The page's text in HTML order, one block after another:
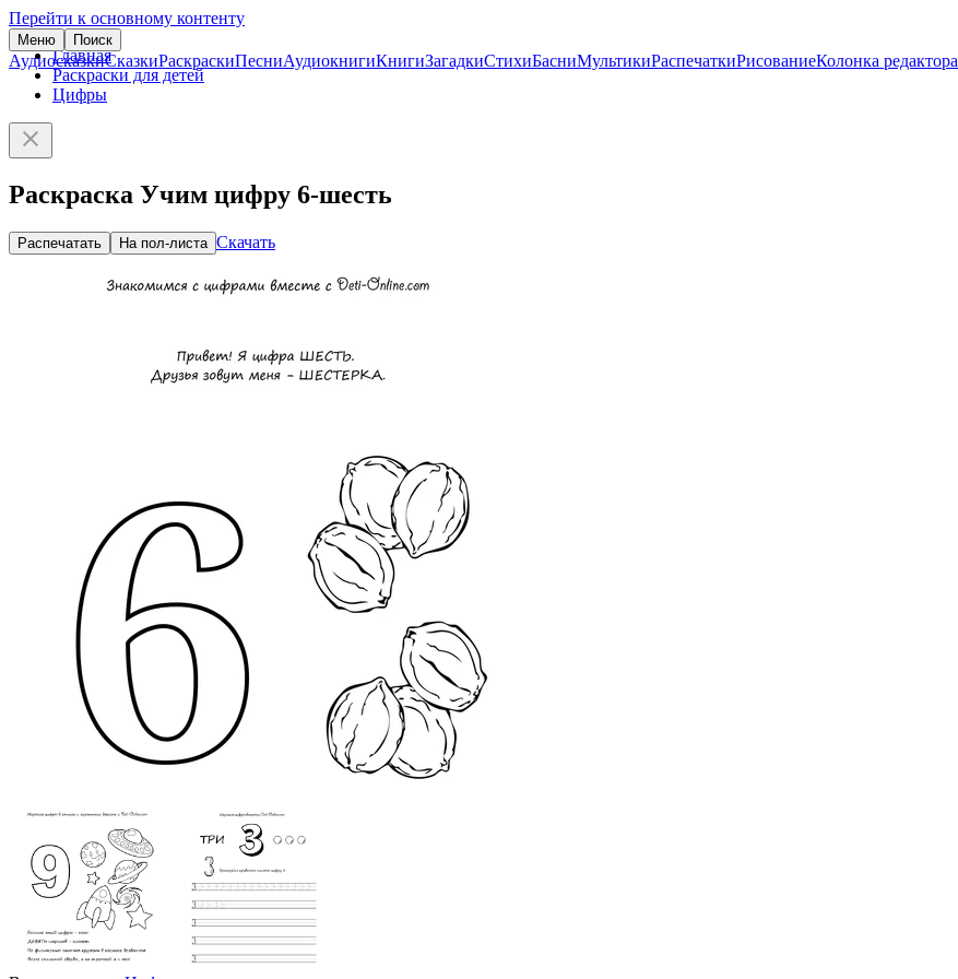
Перейти к основному контенту
Меню Поиск
АудиосказкиСказкиРаскраскиПесниАудиокнигиКнигиЗагадкиСтихиБасниМультикиРаспечаткиРисованиеКолонка редактора
Главная
Раскраски для детей
Цифры
Раскраска Учим цифру 6-шесть
Распечатать На пол-листа Скачать